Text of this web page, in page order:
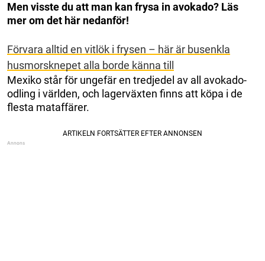
Men visste du att man kan frysa in avokado? Läs
mer om det här nedanför!
Förvara alltid en vitlök i frysen – här är busenkla
husmorsknepet alla borde känna till
Mexiko står för ungefär en tredjedel av all avokado-
odling i världen, och lagerväxten finns att köpa i de
flesta mataffärer.